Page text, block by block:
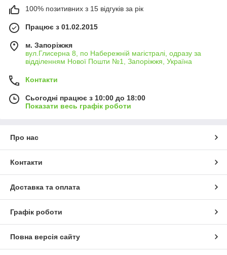
100% позитивних з 15 відгуків за рік
Працює з 01.02.2015
м. Запоріжжя
вул.Глисерна 8, по Набережній магістралі, одразу за
відділенням Нової Пошти №1, Запоріжжя, Україна
Контакти
Сьогодні працює з 10:00 до 18:00
Показати весь графік роботи
Про нас
Контакти
Доставка та оплата
Графік роботи
Повна версія сайту